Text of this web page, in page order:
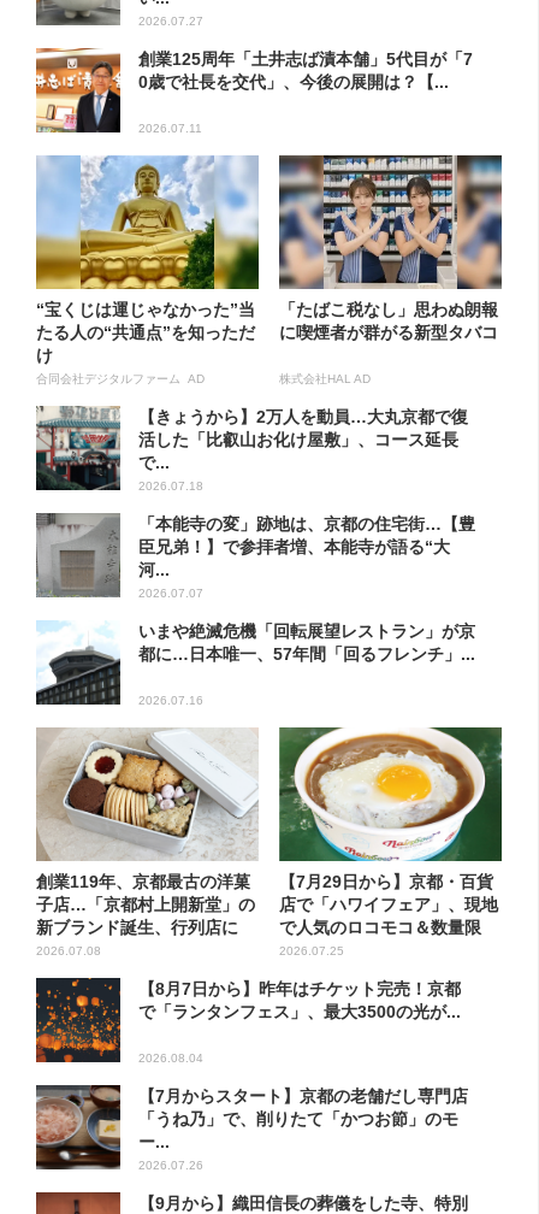
2026.07.27
創業125周年「土井志ば漬本舗」5代目が「7
0歳で社長を交代」、今後の展開は？【...
2026.07.11
“宝くじは運じゃなかった”当
たる人の“共通点”を知っただ
け
合同会社デジタルファーム AD
「たばこ税なし」思わぬ朗報
に喫煙者が群がる新型タバコ
株式会社HAL AD
【きょうから】2万人を動員…大丸京都で復
活した「比叡山お化け屋敷」、コース延長
で...
2026.07.18
「本能寺の変」跡地は、京都の住宅街…【豊
臣兄弟！】で参拝者増、本能寺が語る“大
河...
2026.07.07
いまや絶滅危機「回転展望レストラン」が京
都に…日本唯一、57年間「回るフレンチ」...
2026.07.16
創業119年、京都最古の洋菓
子店…「京都村上開新堂」の
新ブランド誕生、行列店に
2026.07.08
【7月29日から】京都・百貨
店で「ハワイフェア」、現地
で人気のロコモコ＆数量限
定...
2026.07.25
【8月7日から】昨年はチケット完売！京都
で「ランタンフェス」、最大3500の光が...
2026.08.04
【7月からスタート】京都の老舗だし専門店
「うね乃」で、削りたて「かつお節」のモ
ー...
2026.07.26
【9月から】織田信長の葬儀をした寺、特別